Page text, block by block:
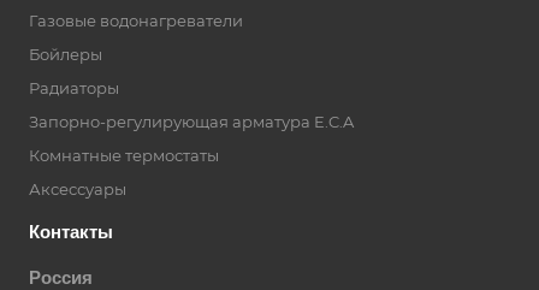
Газовые водонагреватели
Бойлеры
Радиаторы
Запорно-регулирующая арматура E.C.A
Комнатные термостаты
Аксессуары
Контакты
Россия